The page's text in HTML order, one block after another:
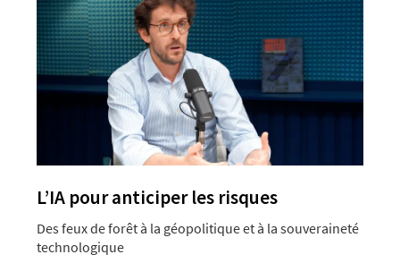
L’IA pour anticiper les risques
Des feux de forêt à la géopolitique et à la souveraineté
technologique